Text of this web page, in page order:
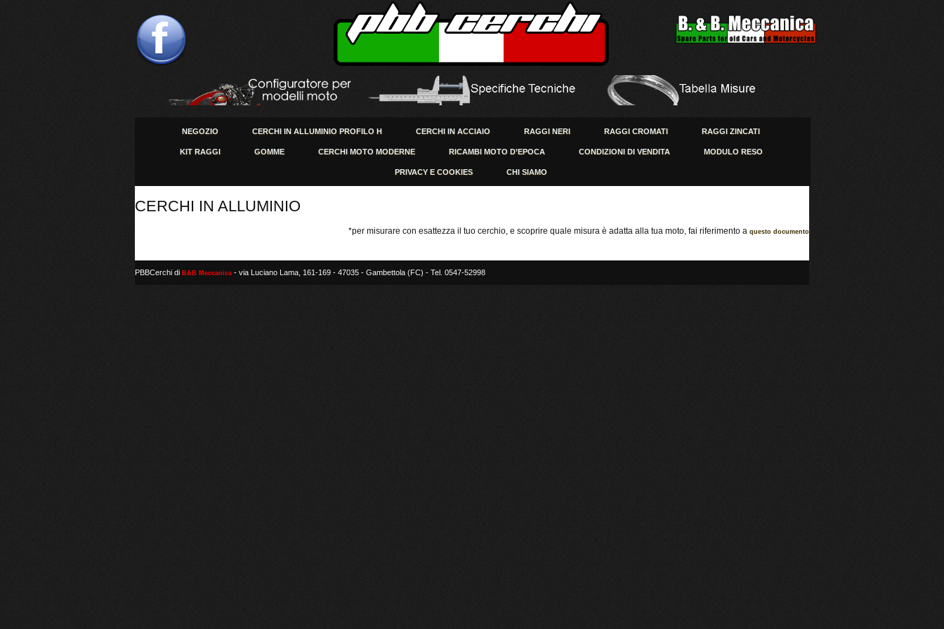
NEGOZIO CERCHI IN ALLUMINIO PROFILO H CERCHI IN ACCIAIO RAGGI NERI RAGGI CROMATI RAGGI ZINCATI
KIT RAGGI GOMME CERCHI MOTO MODERNE RICAMBI MOTO D’EPOCA CONDIZIONI DI VENDITA MODULO RESO
PRIVACY E COOKIES CHI SIAMO
CERCHI IN ALLUMINIO
*per misurare con esattezza il tuo cerchio, e scoprire quale misura è adatta alla tua moto, fai riferimento a questo documento
PBBCerchi di B&B Meccanica - via Luciano Lama, 161-169 - 47035 - Gambettola (FC) - Tel. 0547-52998